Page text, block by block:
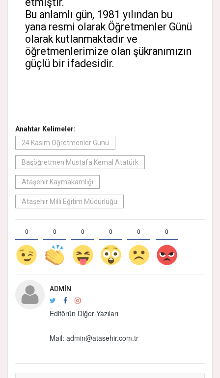
Bu anlamlı gün, 1981 yılından bu
yana resmi olarak Öğretmenler Günü
olarak kutlanmaktadır ve
öğretmenlerimize olan şükranımızın
güçlü bir ifadesidir.
Anahtar Kelimeler:
24 Kasım Öğretmenler Günü
Başöğretmen Mustafa Kemal Atatürk
Ataşehir Kaymakamlığı
Ataşehir Milli Eğitim Müdürlüğü
0 0 0 0 0 0
ADMIN
Editörün Diğer Yazıları
Mail: admin@atasehir.com.tr